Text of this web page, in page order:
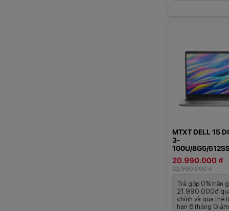
MTXT DELL 15
3-
100U/8G5/
(CPH993)
20.990.000 ₫
22.990.000 ₫
Trả góp 0% trên
21.990.000đ
chính và qua thẻ
hạn 6 tháng